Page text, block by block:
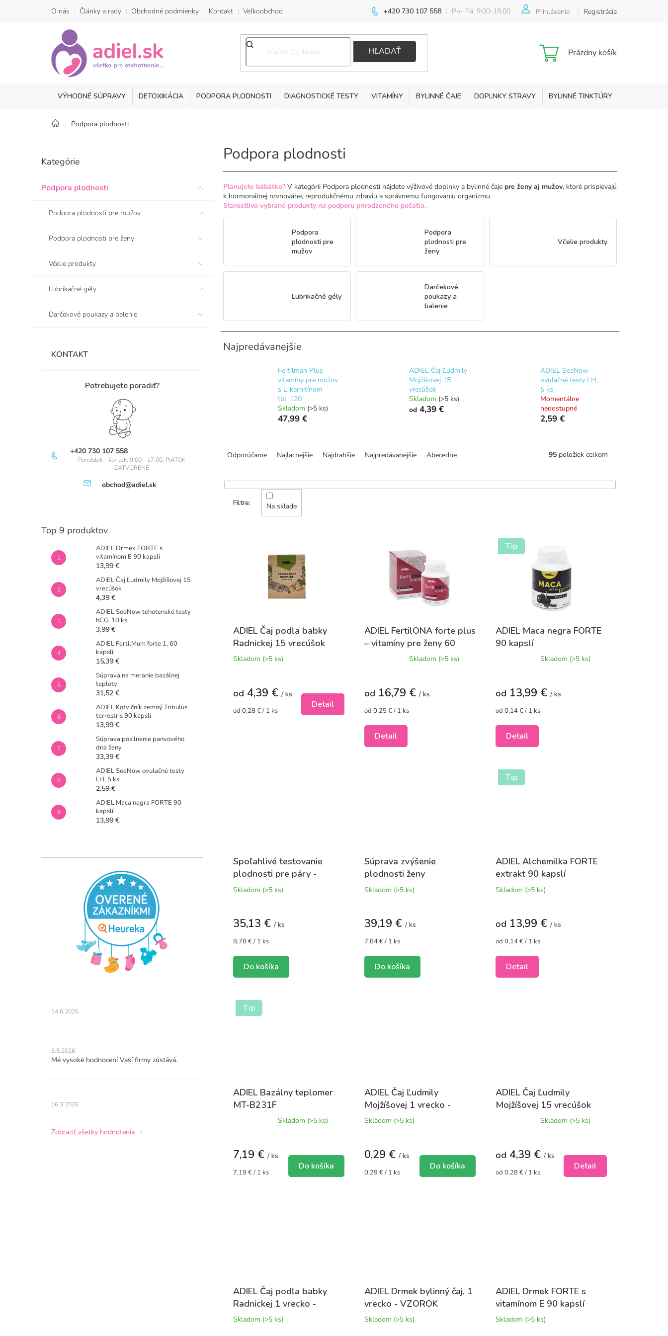
+420 730 107 558 Po- Pá: 9:00-15:00
O nás Články a rady Obchodné podmienky Kontakt Veľkoobchod Prihlásenie Registrácia
HĽADAŤ
Nákupný
Prázdny košík
VÝHODNÉ SÚPRAVY DETOXIKÁCIA PODPORA PLODNOSTI DIAGNOSTICKÉ TESTY VITAMÍNY BYLINNÉ ČAJE DOPLNKY STRAVY BYLINNÉ TINKTÚRY
Domov
Podpora plodnosti
č
ý
kategórie
Kategórie
Podpora plodnosti
Podpora plodnosti pre mužov
Podpora plodnosti pre ženy
Včelie produkty
Lubrikačné gély
Darčekové poukazy a balenie
KONTAKT
Potrebujete poradiť?
+420 730 107 558
Pondelok - štvrtok: 9:00 - 17:00, PIATOK
ZATVORENÉ
obchod@adiel.sk
Top 9 produktov
ADIEL Drmek FORTE s
vitamínom E 90 kapslí
13,99 €
ADIEL Čaj Ľudmily Mojžíšovej 15
vrecúšok
4,39 €
ADIEL SeeNow tehotenské testy
hCG, 10 ks
3,99 €
ADIEL FertilMum forte 1, 60
kapslí
15,39 €
Súprava na meranie bazálnej
teploty
31,52 €
ADIEL Kotvičník zemný Tribulus
terrestris 90 kapslí
13,99 €
Súprava posilnenie panvového
dna ženy
33,39 €
ADIEL SeeNow ovulačné testy
LH, 5 ks
2,59 €
ADIEL Maca negra FORTE 90
kapslí
13,99 €
obchodu
5
hviezdičiek.
14.6.2026
obchodu
je
3.5.2026
Mé vysoké hodnocení Vaší firmy zůstává.
obchodu
z
16.3.2026
Zobraziť všetky hodnotenia
Podpora plodnosti
Plánujete bábätko? V kategórii Podpora plodnosti nájdete výživové doplnky a bylinné čaje pre ženy aj mužov, ktoré prispievajú
k hormonálnej rovnováhe, reprodukčnému zdraviu a správnemu fungovaniu organizmu.
Starostlivo vybrané produkty na podporu prirodzeného počatia.
Podpora
plodnosti pre
mužov
Podpora
plodnosti pre
ženy
Včelie produkty
Lubrikačné gély
Darčekové
poukazy a
balenie
Najpredávanejšie
Fertilman Plus
vitamíny pre mužov
s L-karnitínom
tbl. 120
Skladom (>5 ks)
47,99 €
ADIEL Čaj Ľudmily
Mojžíšovej 15
vrecúšok
Skladom (>5 ks)
od4,39 €
ADIEL SeeNow
ovulačné testy LH,
5 ks
Momentálne
nedostupné
2,59 €
n
Odporúčame Najlacnejšie Najdrahšie Najpredávanejšie Abecedne 95 položiek celkom
Na sklade
ADIEL Čaj podľa babky
Radnickej 15 vrecúšok
Skladom (>5 ks)
od 4,39 € / ks
Jednotková
od 0,28 € / 1 ks
Detail
ADIEL FertilONA forte plus
– vitamíny pre ženy 60
5,0
5
Skladom (>5 ks)
od 16,79 € / ks
Jednotková
od 0,25 € / 1 ks
Detail
Tip
ADIEL Maca negra FORTE
90 kapslí
5,0
5
Skladom (>5 ks)
od 13,99 € / ks
Jednotková
od 0,14 € / 1 ks
Detail
Spoľahlivé testovanie
plodnosti pre páry -
súprava 2
Skladom (>5 ks)
35,13 € / ks
Jednotková
8,78 € / 1 ks
Do košíka
Súprava zvýšenie
plodnosti ženy
Skladom (>5 ks)
39,19 € / ks
Jednotková
7,84 € / 1 ks
Do košíka
Tip
ADIEL Alchemilka FORTE
extrakt 90 kapslí
Skladom (>5 ks)
od 13,99 € / ks
Jednotková
od 0,14 € / 1 ks
Detail
Tip
ADIEL Bazálny teplomer
MT-B231F
5,0
5
Skladom (>5 ks)
7,19 € / ks
Jednotková
7,19 € / 1 ks
Do košíka
ADIEL Čaj Ľudmily
Mojžíšovej 1 vrecko -
VZOROK
Skladom (>5 ks)
0,29 € / ks
Jednotková
0,29 € / 1 ks
Do košíka
ADIEL Čaj Ľudmily
Mojžíšovej 15 vrecúšok
5,0
5
Skladom (>5 ks)
od 4,39 € / ks
Jednotková
od 0,28 € / 1 ks
Detail
ADIEL Čaj podľa babky
Radnickej 1 vrecko -
VZOROK
Skladom (>5 ks)
ADIEL Drmek bylinný čaj, 1
vrecko - VZOROK
Skladom (>5 ks)
ADIEL Drmek FORTE s
vitamínom E 90 kapslí
Skladom (>5 ks)